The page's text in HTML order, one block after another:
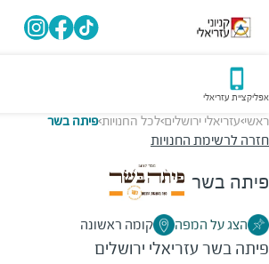
אפליקציית עזריאלי
ראשי>עזריאלי ירושלים>לכל החנויות>פיתה בשר
חזרה לרשימת החנויות
פיתה בשר
הצג על המפה קומה ראשונה
פיתה בשרעזריאלי ירושלים